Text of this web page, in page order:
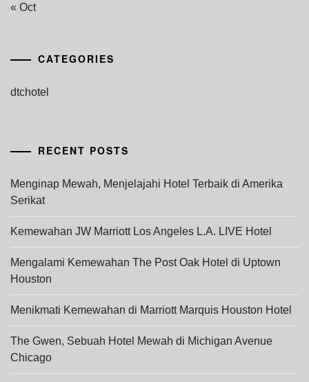
« Oct
CATEGORIES
dtchotel
RECENT POSTS
Menginap Mewah, Menjelajahi Hotel Terbaik di Amerika
Serikat
Kemewahan JW Marriott Los Angeles L.A. LIVE Hotel
Mengalami Kemewahan The Post Oak Hotel di Uptown
Houston
Menikmati Kemewahan di Marriott Marquis Houston Hotel
The Gwen, Sebuah Hotel Mewah di Michigan Avenue
Chicago